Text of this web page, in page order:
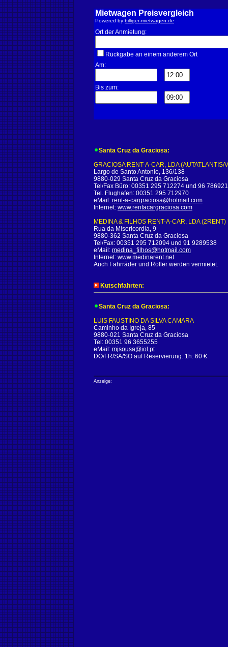
Mietwagen Preisvergleich
Powered by billiger-mietwagen.de
Ort der Anmietung:
Rückgabe an einem anderem Ort
Am:
Bis zum:
Santa Cruz da Graciosa:
GRACIOSA RENT-A-CAR, LDA
Largo de Santo Antonio, 136/138
9880-029 Santa Cruz da Graciosa
Tel/Fax Büro: 00351 295 712274 und 96
Tel. Flughafen: 00351 295 712970
eMail: rent-a-cargraciosa@hotmail.com
Internet: www.rentacargraciosa.com
MEDINA & FILHOS RENT-A-CAR, LDA (2RENT)
Rua da Misericordia, 9
9880-362 Santa Cruz da Graciosa
Tel/Fax: 00351 295 712094 und 91 9289538
eMail: medina_filhos@hotmail.com
Internet: www.medinarent.net
Auch Fahrräder und Roller werden vermietet.
Kutschfahrten:
Santa Cruz da Graciosa:
LUIS FAUSTINO DA SILVA CAMARA
Caminho da Igreja, 85
9880-021 Santa Cruz da Graciosa
Tel: 00351 96 3655255
eMail: mjsousa@iol.pt
DO/FR/SA/SO auf Reservierung. 1h: 60 €.
Anzeige: